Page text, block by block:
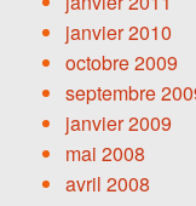
janvier 2010
octobre 2009
septembre
janvier 2009
mai 2008
avril 2008